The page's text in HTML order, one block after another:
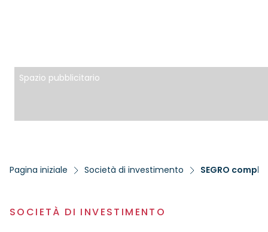
Spazio pubblicitario
Pagina iniziale Società di investimento SEGRO
SOCIETÀ DI INVESTIMENTO